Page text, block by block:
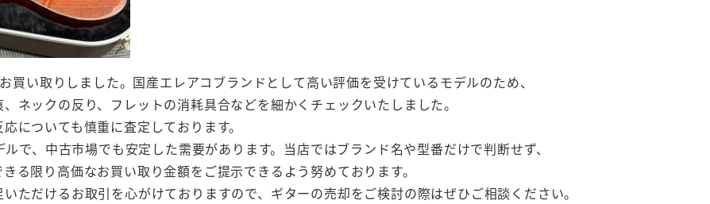
い取りしました。国産エレアコブランドとして高い評価を受けているモデルのため、
ネックの反り、フレットの消耗具合などを細かくチェックいたしました。
についても慎重に査定しております。
で、中古市場でも安定した需要があります。当店ではブランド名や型番だけで判断せず、
る限り高価なお買い取り金額をご提示できるよう努めております。
ただけるお取引を心がけておりますので、ギターの売却をご検討の際はぜひご相談ください。